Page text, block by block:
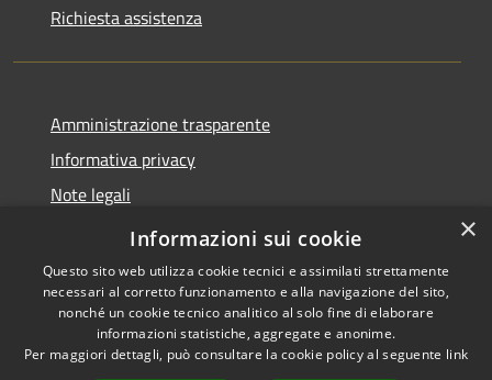
Richiesta assistenza
Amministrazione trasparente
Informativa privacy
Note legali
Dichiarazione di accessibilità
Accessibilità
Copyright © 2026 • Comune di
Leffe • Powered by
×
Informazioni sui cookie
Questo sito web utilizza cookie tecnici e assimilati strettamente
necessari al corretto funzionamento e alla navigazione del sito,
nonché un cookie tecnico analitico al solo fine di elaborare
informazioni statistiche, aggregate e anonime.
Per maggiori dettagli, può consultare la cookie policy al seguente link